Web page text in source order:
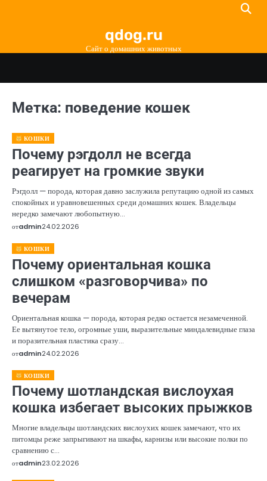
qdog.ru
Сайт о домашних животных
Метка: поведение кошек
КОШКИ
Почему рэгдолл не всегда
реагирует на громкие звуки
Рэгдолл — порода, которая давно заслужила репутацию одной из самых
спокойных и уравновешенных среди домашних кошек. Владельцы
нередко замечают любопытную…
отadmin24.02.2026
КОШКИ
Почему ориентальная кошка
слишком «разговорчива» по
вечерам
Ориентальная кошка — порода, которая редко остается незамеченной.
Ее вытянутое тело, огромные уши, выразительные миндалевидные глаза
и поразительная пластика сразу…
отadmin24.02.2026
КОШКИ
Почему шотландская вислоухая
кошка избегает высоких прыжков
Многие владельцы шотландских вислоухих кошек замечают, что их
питомцы реже запрыгивают на шкафы, карнизы или высокие полки по
сравнению с…
отadmin23.02.2026